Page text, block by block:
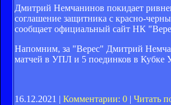
Дмитрий Немчанинов покидает
соглашение защитника с красно-
сообщает официальный сайт НК
Напомним, за "Верес" Дмитрий
матчей в УПЛ и 5 поединков в Кубке
16.12.2021 | Комментарии: 0 | Читать